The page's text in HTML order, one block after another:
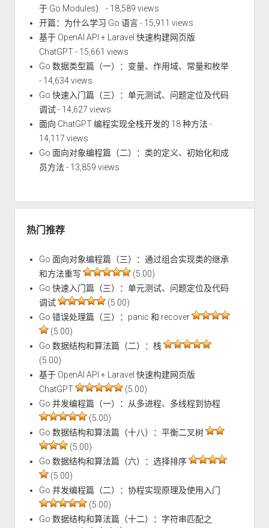
于 Go Modules）
- 18,589 views
开篇：为什么学习 Go 语言- 15,911 views
基于 OpenAI API + Laravel 快速构建网页版
ChatGPT- 15,661 views
Go 数据类型篇（一）：变量、作用域、常量和枚举
- 14,634 views
Go 快速入门篇（三）：单元测试、问题定位及代码
调试- 14,627 views
面向 ChatGPT 编程实现全栈开发的 18 种方法-
14,117 views
Go 面向对象编程篇（二）：类的定义、初始化和成
员方法- 13,859 views
热门推荐
Go 面向对象编程篇（三）：通过组合实现类的继承
和方法重写
(5.00)
Go 快速入门篇（三）：单元测试、问题定位及代码
调试
(5.00)
Go 错误处理篇（三）：panic 和 recover
(5.00)
Go 数据结构和算法篇（二）：栈
(5.00)
基于 OpenAI API + Laravel 快速构建网页版
ChatGPT
(5.00)
Go 并发编程篇（一）：从多进程、多线程到协程
(5.00)
Go 数据结构和算法篇（十八）：平衡二叉树
(5.00)
Go 数据结构和算法篇（六）：选择排序
(5.00)
Go 并发编程篇（二）：协程实现原理及使用入门
(5.00)
Go 数据结构和算法篇（十二）：字符串匹配之